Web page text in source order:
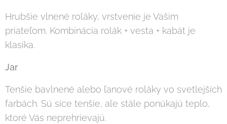
Hrubšie vlnené roláky, vrstvenie je Vašim
priateľom. Kombinácia rolák + vesta + kabát je
klasika.
Jar
Tenšie bavlnené alebo ľanové roláky vo svetlejších
farbách. Sú síce tenšie, ale stále ponúkajú teplo,
ktoré Vás neprehrievajú.